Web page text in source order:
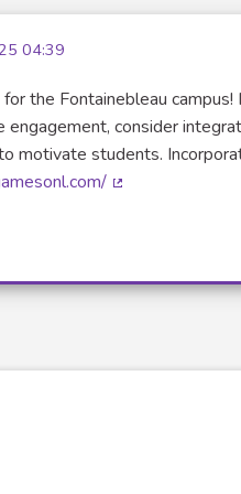
04:39
the Fontainebleau
engagement, consider
motivate students.